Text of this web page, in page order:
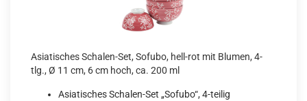
Asiatisches Schalen-Set, Sofubo, hell-rot mit Blumen, 4-
tlg., Ø 11 cm, 6 cm hoch, ca. 200 ml
Asiatisches Schalen-Set „Sofubo“, 4-teilig